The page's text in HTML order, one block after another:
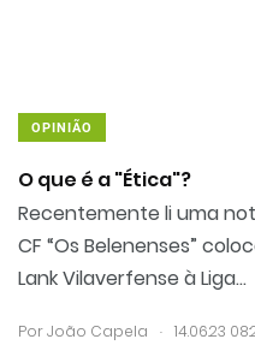
OPINIÃO
O que é a "Ética"?
Recentemente li uma
CF “Os Belenenses”
Lank Vilaverfense à Liga...
Por João Capela . 14.06.23